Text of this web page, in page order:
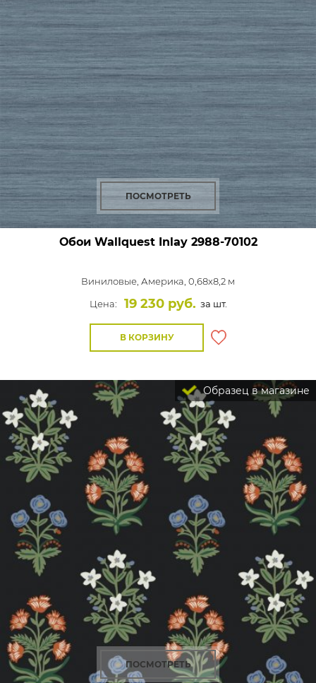
ПОСМОТРЕТЬ
Обои Wallquest Inlay2988-70102
Виниловые, Америка, 0,68x8,2 м
Цена:
19 230 руб. за шт.
В КОРЗИНУ
Образец в магазине
ПОСМОТРЕТЬ